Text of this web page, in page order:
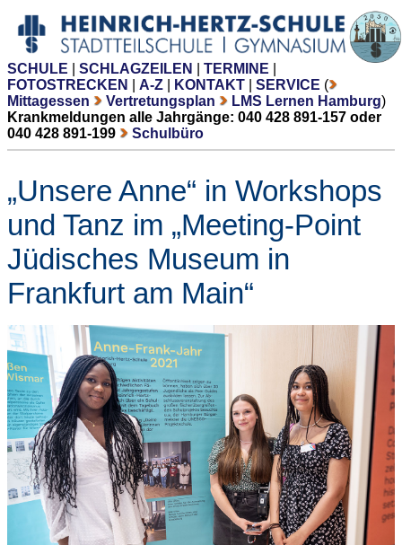
SCHULE SCHLAGZEILEN TERMINE
FOTOSTRECKEN
A-Z KONTAKT SERVICE (
Mittagessen
Vertretungsplan LMS Lernen Hamburg)
Krankmeldungen alle Jahrgänge: 040 428 891-157 oder
040 428 891-199
Schulbüro
„Unsere Anne“ in Workshops
und Tanz im „Meeting-Point
Jüdisches Museum in
Frankfurt am Main“